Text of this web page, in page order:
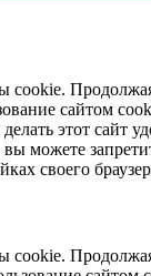
сайтом
этот сайт
можете
своего